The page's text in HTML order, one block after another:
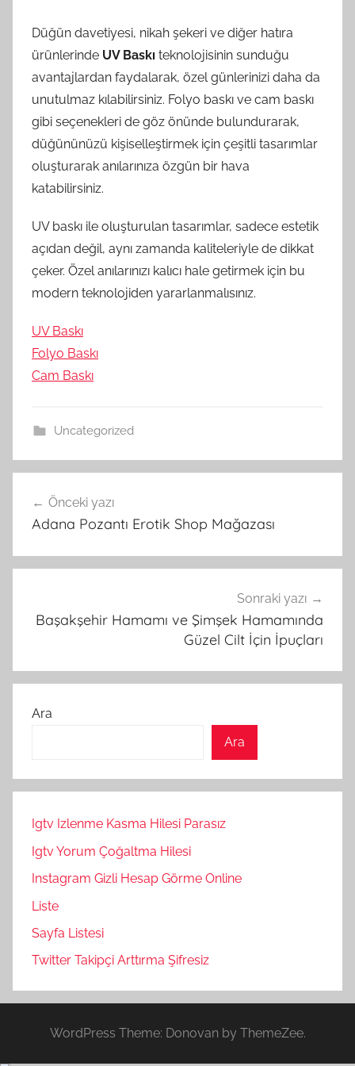
Düğün davetiyesi, nikah şekeri ve diğer hatıra
ürünlerinde UV Baskı teknolojisinin sunduğu
avantajlardan faydalarak, özel günlerinizi daha da
unutulmaz kılabilirsiniz. Folyo baskı ve cam baskı
gibi seçenekleri de göz önünde bulundurarak,
düğününüzü kişiselleştirmek için çeşitli tasarımlar
oluşturarak anılarınıza özgün bir hava
katabilirsiniz.
UV baskı ile oluşturulan tasarımlar, sadece estetik
açıdan değil, aynı zamanda kaliteleriyle de dikkat
çeker. Özel anılarınızı kalıcı hale getirmek için bu
modern teknolojiden yararlanmalısınız.
UV Baskı
Folyo Baskı
Cam Baskı
Uncategorized
gezinmesi
Önceki yazı
Adana Pozantı Erotik Shop Mağazası
Sonraki yazı
Başakşehir Hamamı ve Şimşek Hamamında
Güzel Cilt İçin İpuçları
Ara
Ara
Igtv Izlenme Kasma Hilesi Parasız
Igtv Yorum Çoğaltma Hilesi
Instagram Gizli Hesap Görme Online
Liste
Sayfa Listesi
Twitter Takipçi Arttırma Şifresiz
WordPress Theme: Donovan by ThemeZee.